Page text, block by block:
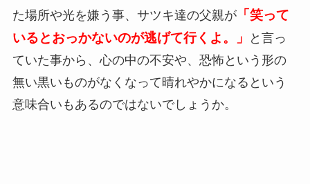
た場所や光を嫌う事、サツキ達の父親が「笑って
いるとおっかないのが逃げて行くよ。」
と言っ
ていた事から、心の中の不安や、恐怖という形の
無い黒いものがなくなって晴れやかになるという
意味合い もあるのではないでしょうか。